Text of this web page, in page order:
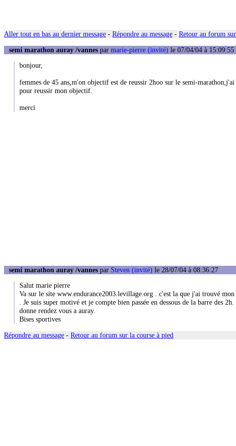
Aller tout en bas au dernier message - Répondre au message - Retour au forum
semi marathon auray /vannes par marie-pierre (invité) le 07/04/04 à 15:09:55
bonjour,
femmes de 45 ans,m'on objectif est de reussir 2hoo sur le semi-
pour reussir mon objectif.
merci
semi marathon auray /vannes par Steven (invité) le 28/07/04 à 08:36:27
Salut marie pierre
Va sur le site www.endurance2003.levillage.org . c'est la que j'ai trouvé
. Je suis super motivé et je compte bien passée en dessous de la barre des
donne rendez vous a auray.
Bises sportives
Répondre au message - Retour au forum sur la course à pied